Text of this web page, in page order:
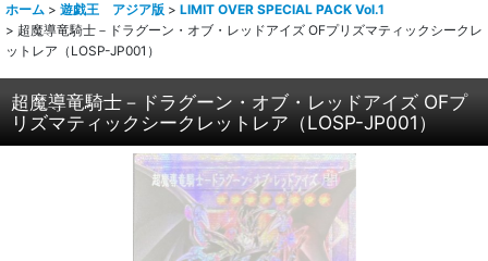
ホーム > 遊戯王 アジア版 > LIMIT OVER SPECIAL PACK Vol.1
> 超魔導竜騎士－ドラグーン・オブ・レッドアイズ OFプリズマティックシークレ
ットレア（LOSP-JP001）
超魔導竜騎士－ドラグーン・オブ・レッドアイズ OFプ
リズマティックシークレットレア（LOSP-JP001）